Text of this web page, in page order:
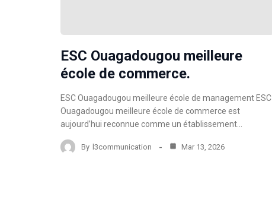
ESC Ouagadougou meilleure
école de commerce.
ESC Ouagadougou meilleure école de management ESC
Ouagadougou meilleure école de commerce est
aujourd’hui reconnue comme un établissement…
By l3communication Mar 13, 2026